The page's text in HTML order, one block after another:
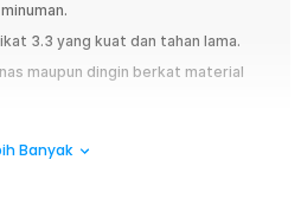
3.3 yang kuat dan tahan lama.
maupun dingin berkat material
Banyak